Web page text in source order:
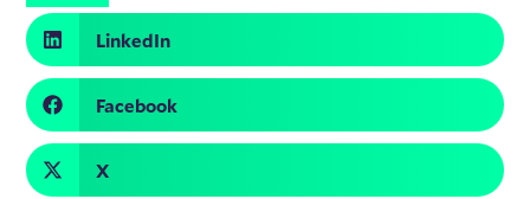
LinkedIn
Facebook
X